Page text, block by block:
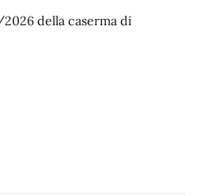
della caserma di